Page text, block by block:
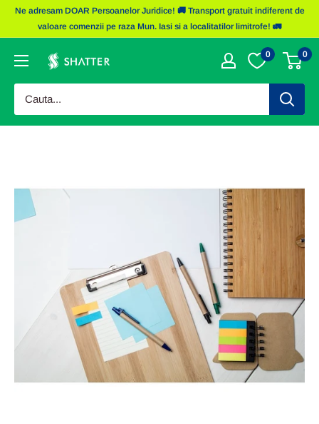
SaritiNe adresam DOAR Persoanelor Juridice! 🚚 Transport gratuit indiferent de
valoare comenzii pe raza Mun. Iasi si a localitatilor limitrofe! 🚛
Obiecte
Shatter
0 0